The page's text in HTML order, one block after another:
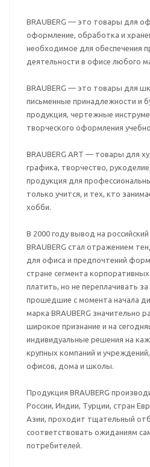
BRAUBERG — это товары для
оформление, обработка и
необходимое для обеспечения
деятельности в офисе любого
BRAUBERG — это товары для
письменные принадлежности и
продукция, чертежные
творческого оформления
BRAUBERG ART — товары для
графика, творчество,
продукция для
только учится, и тех, кто
хобби.
В 2000 году вывод на
BRAUBERG стал отражением
для офиса и предпочтений
стране сегмента
платить, но не переплачивать
прошедшие с момента начала
марка BRAUBERG значительно
широкое признание и на
индивидуальные решения на
крупных компаний и
офисов, дома и школы.
Продукция BRAUBERG
России, Индии, Турции, стран
Азии, проходит тщательный
соответствовать ожиданиям
потребителей.